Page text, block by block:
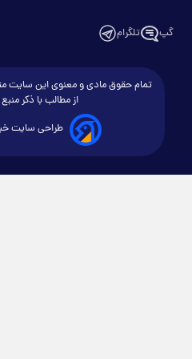
گپ تلگرام
تمام حقوق مادی و معنوی این سایت
از مطالب با ذکر منبع
طراحی سایت